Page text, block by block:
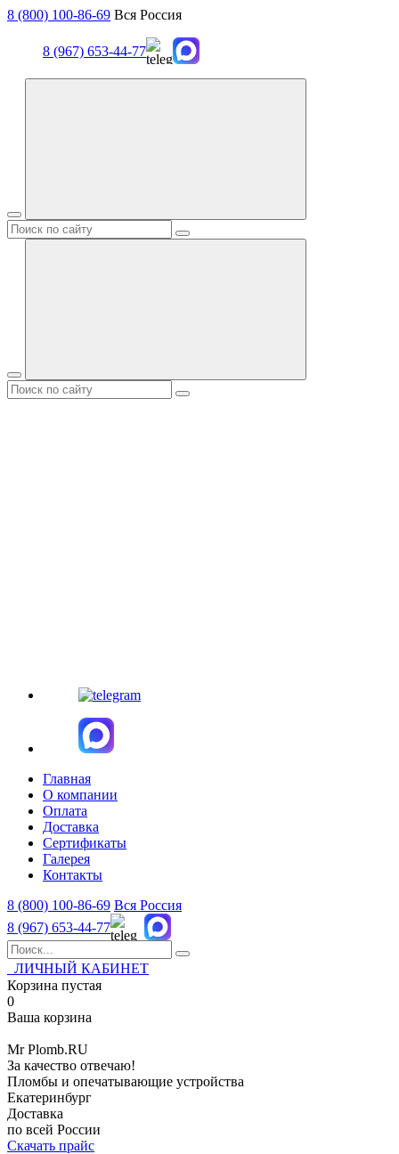
8 (800) 100-86-69 Вся Россия
8 (967) 653-44-77
Главная
О компании
Оплата
Доставка
Сертификаты
Галерея
Контакты
8 (800) 100-86-69 Вся Россия
8 (967) 653-44-77
ЛИЧНЫЙ КАБИНЕТ
Корзина пустая
0
Ваша корзина
MrPlomb.RU
За качество отвечаю!
Пломбы и опечатывающие устройства
Екатеринбург
Доставка
по всей России
Скачать прайс